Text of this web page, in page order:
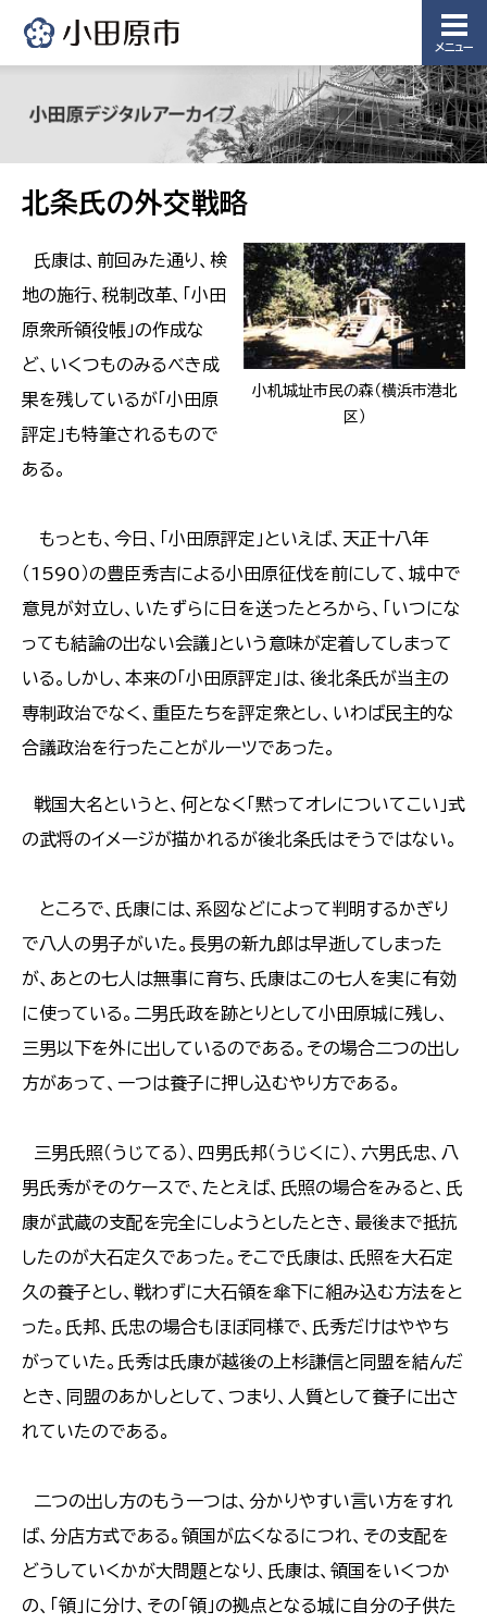
メニュー
北条氏の外交戦略
小机城址市民の森（横浜市港北
区）
氏康は、前回みた通り、検
地の施行、税制改革、「小田
原衆所領役帳」の作成な
ど、いくつものみるべき成
果を残しているが「小田原
評定」も特筆されるもので
ある。
もっとも、今日、「小田原評定」といえば、天正十八年
（1590）の豊臣秀吉による小田原征伐を前にして、城中で
意見が対立し、いたずらに日を送ったとろから、「いつにな
っても結論の出ない会議」という意味が定着してしまって
いる。しかし、本来の「小田原評定」は、後北条氏が当主の
専制政治でなく、重臣たちを評定衆とし、いわば民主的な
合議政治を行ったことがルーツであった。
戦国大名というと、何となく「黙ってオレについてこい」式
の武将のイメージが描かれるが後北条氏はそうではない。
ところで、氏康には、系図などによって判明するかぎり
で八人の男子がいた。長男の新九郎は早逝してしまった
が、あとの七人は無事に育ち、氏康はこの七人を実に有効
に使っている。二男氏政を跡とりとして小田原城に残し、
三男以下を外に出しているのである。その場合二つの出し
方があって、一つは養子に押し込むやり方である。
三男氏照（うじてる）、四男氏邦（うじくに）、六男氏忠、八
男氏秀がそのケースで、たとえば、氏照の場合をみると、氏
康が武蔵の支配を完全にしようとしたとき、最後まで抵抗
したのが大石定久であった。そこで氏康は、氏照を大石定
久の養子とし、戦わずに大石領を傘下に組み込む方法をと
った。氏邦、氏忠の場合もほぼ同様で、氏秀だけはややち
がっていた。氏秀は氏康が越後の上杉謙信と同盟を結んだ
とき、同盟のあかしとして、つまり、人質として養子に出さ
れていたのである。
二つの出し方のもう一つは、分かりやすい言い方をすれ
ば、分店方式である。領国が広くなるにつれ、その支配を
どうしていくかが大問題となり、氏康は、領国をいくつか
の、「領」に分け、その「領」の拠点となる城に自分の子供た